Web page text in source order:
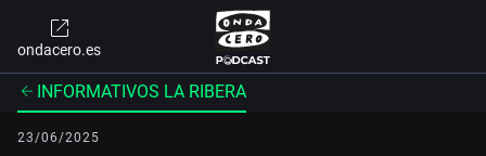
ondacero.es
INFORMATIVOS LA RIBERA
23/06/2025